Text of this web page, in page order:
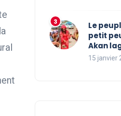
Le
petit
Akan
15 janvier